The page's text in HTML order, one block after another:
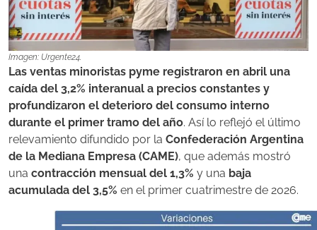
Imagen: Urgente24.
Las ventas minoristas pyme registraron en abril una
caída del 3,2% interanual a precios constantes y
profundizaron el deterioro del consumo interno
durante el primer tramo del año. Así lo reflejó el último
relevamiento difundido por la Confederación Argentina
de la Mediana Empresa (CAME), que además mostró
una contracción mensual del 1,3% y una baja
acumulada del 3,5% en el primer cuatrimestre de 2026.